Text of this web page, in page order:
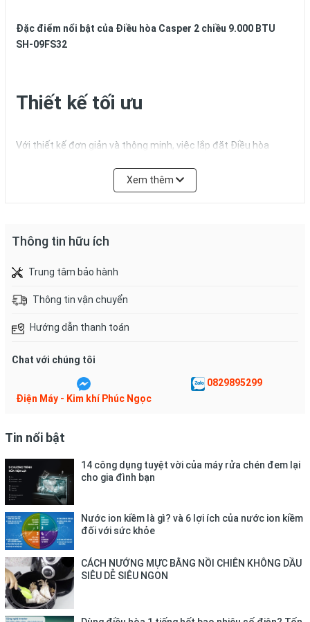
Đặc điểm nổi bật của Điều hòa Casper 2 chiều 9.000 BTU
SH-09FS32
Thiết kế tối ưu
Với thiết kế đơn giản và thông minh, việc lắp đặt Điều hòa
Các phần cứng và phụ kiện đi kèm được thiết kế để phù hợp và
lắp đặt nhanh chóng, giúp người dùng tiết kiệm thời gian và
Điều hòa có chế độ sưởi ấm
Điều hòa Casper SH-09FS32 làm mát không gian một cách
hiệu quả vào những ngày hè nắng nóng, mang lại cảm giác
sảng khoái và dễ chịu cho người sử dụng.
thoải mái trong những ngày lạnh giá của mùa đông.
Chức năng i-Clean loại bỏ bụi
bẩn trên dàn lạnh
Điều hòa Casper SH-09FS32 được tích hợp công nghệ i-Clean.
Khi click chế độ này, máy tự động kích hoạt chế độ tự làm sạch
Xem thêm
Thông tin hữu ích
Trung tâm bảo hành
Thông tin vận chuyển
Hướng dẫn thanh toán
Chat với chúng tôi
Điện Máy - Kim khí Phúc Ngọc
0829895299
Tin nổi bật
14 công dụng tuyệt vời của máy rửa chén đem lại
cho gia đình bạn
Nước ion kiềm là gì? và 6 lợi ích của nước ion kiềm
đối với sức khỏe
CÁCH NƯỚNG MỰC BẰNG NỒI CHIÊN KHÔNG DẦU
SIÊU DỄ SIÊU NGON